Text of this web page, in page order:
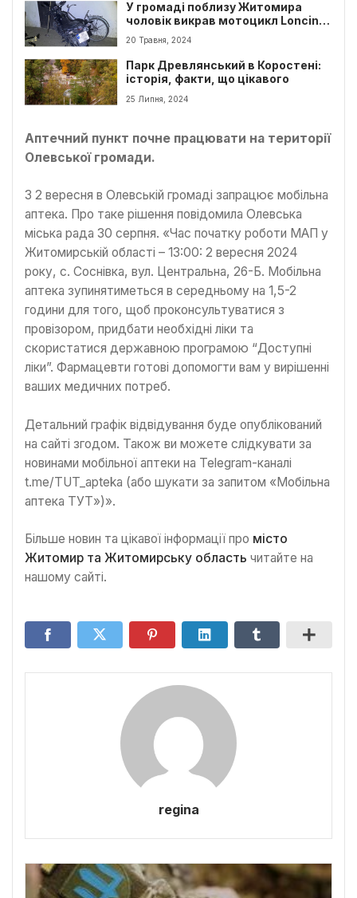
У громаді поблизу Житомира
чоловік викрав мотоцикл Loncin,
залишений біля магазину
20 Травня, 2024
Парк Древлянський в Коростені:
історія, факти, що цікавого
25 Липня, 2024
Аптечний пункт почне працювати на території
Олевської громади.
З 2 вересня в Олевській громаді запрацює мобільна
аптека. Про таке рішення повідомила Олевська
міська рада 30 серпня. «Час початку роботи МАП у
Житомирській області – 13:00: 2 вересня 2024
року, с. Соснівка, вул. Центральна, 26-Б. Мобільна
аптека зупинятиметься в середньому на 1,5-2
години для того, щоб проконсультуватися з
провізором, придбати необхідні ліки та
скористатися державною програмою “Доступні
ліки”. Фармацевти готові допомогти вам у вирішенні
ваших медичних потреб.
Детальний графік відвідування буде опублікований
на сайті згодом. Також ви можете слідкувати за
новинами мобільної аптеки на Telegram-каналі
t.me/TUT_apteka (або шукати за запитом «Мобільна
аптека ТУТ»)».
Більше новин та цікавої інформації про місто
Житомир та Житомирську область читайте на
нашому сайті.
regina